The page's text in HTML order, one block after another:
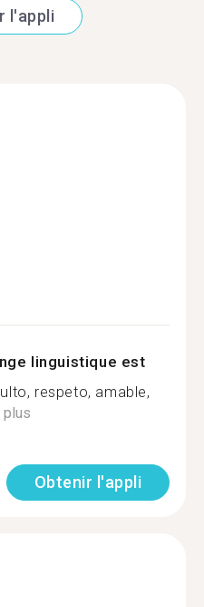
l'appli
linguistique est
respeto, amable,
plus
Obtenir l'appli